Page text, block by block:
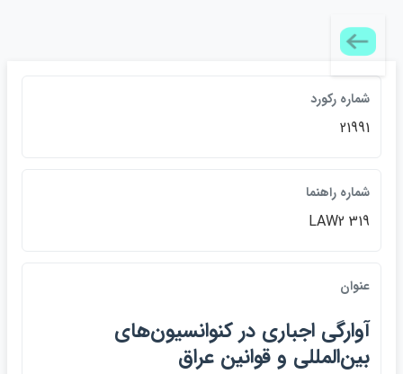
شماره ركورد
21991
شماره راهنما
LAW2 319
عنوان
آوارگي اجباري در كنوانسيون‌هاي
بين‌المللي و قوانين عراق